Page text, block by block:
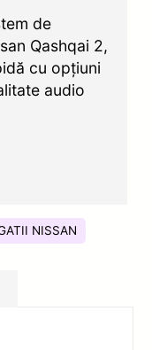
de
Qashqai 2,
cu opțiuni
audio
NISSAN